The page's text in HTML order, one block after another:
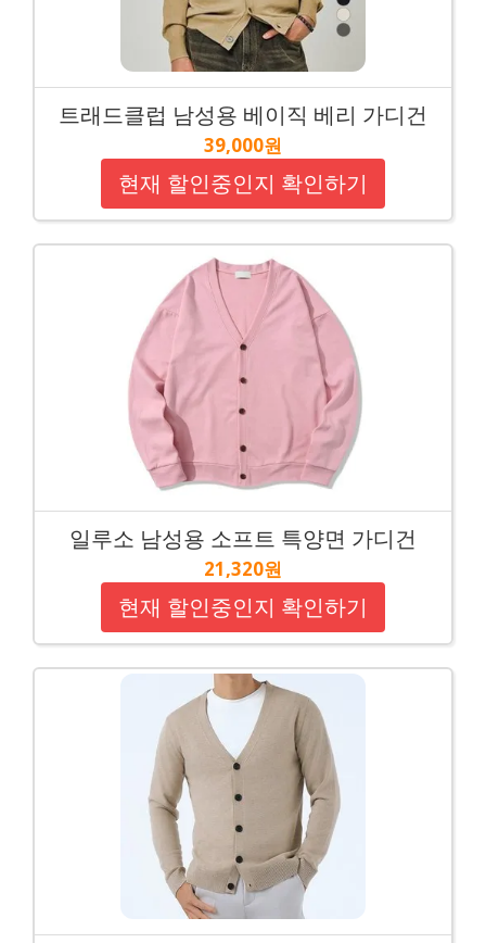
트래드클럽 남성용 베이직 베리 가디건
39,000원
현재 할인중인지 확인하기
일루소 남성용 소프트 특양면 가디건
21,320원
현재 할인중인지 확인하기